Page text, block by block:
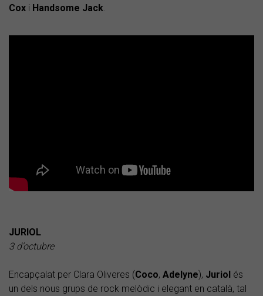
Cox i Handsome Jack
JURIOL
3 d’octubre
Encapçalat per Clara Oliveres (Coco, Adelyne), Juriol és
un dels nous grups de rock melòdic i elegant en català, tal